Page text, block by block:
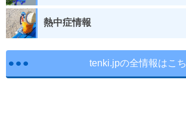
熱中症情報
tenki.jpの全情報はこ